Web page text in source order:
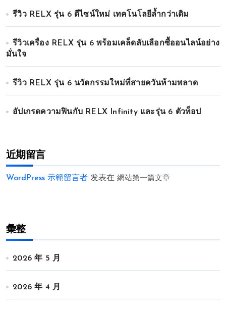
รีวิว RELX รุ่น 6 ดีไซน์ใหม่ เทคโนโลยีล้ำกว่าเดิม
รีวิวเครื่อง RELX รุ่น 6 พร้อมเคล็ดลับเลือกซื้ออนไลน์อย่าง
มั่นใจ
รีวิว RELX รุ่น 6 นวัตกรรมใหม่ที่สายควันห้ามพลาด
อัปเกรดความฟินกับ RELX Infinity และรุ่น 6 ตัวท็อป
近期留言
WordPress 示範留言者 发表在 網站第一篇文章
彙整
2026 年 5 月
2026 年 4 月